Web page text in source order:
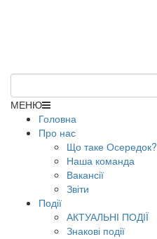
МЕНЮ
Головна
Про нас
Що таке Осередок?
Наша команда
Вакансії
Звіти
Події
АКТУАЛЬНІ ПОДІЇ
Знакові події